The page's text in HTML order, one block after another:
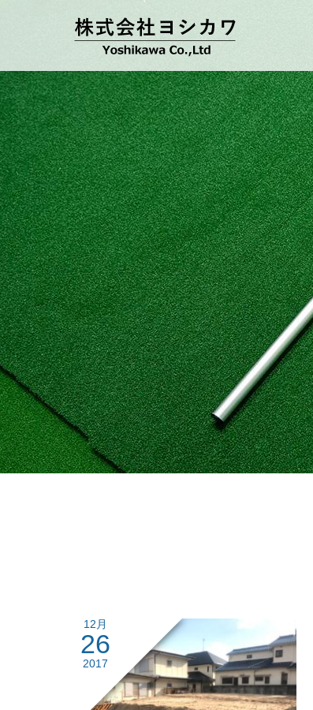
12月
26
2017